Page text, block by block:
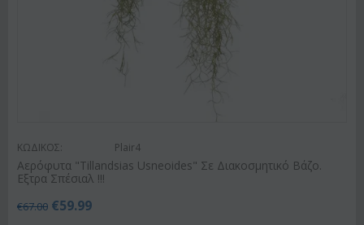
ΚΩΔΙΚΟΣ: Plair4
Αερόφυτα "Tillandsias Usneoides" Σε Διακοσμητικό Βάζο.
Εξτρα Σπέσιαλ !!!
€67.00 €59.99